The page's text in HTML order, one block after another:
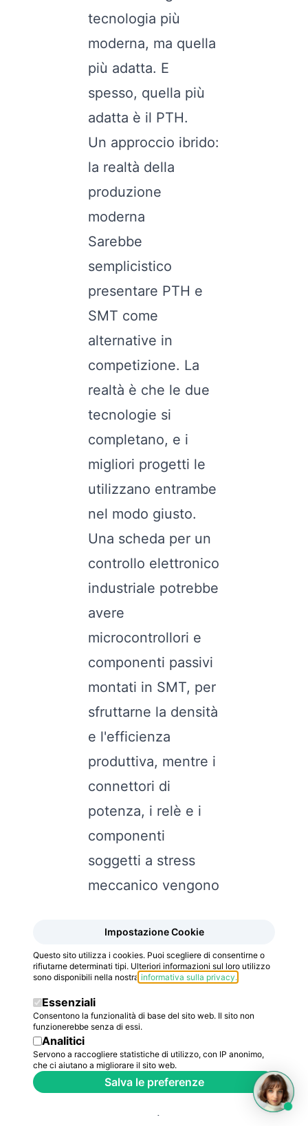
tecnologia più
moderna, ma quella
più adatta. E
spesso, quella più
adatta è il PTH.
Un approccio ibrido:
la realtà della
produzione
moderna
Sarebbe
semplicistico
presentare PTH e
SMT come
alternative in
competizione. La
realtà è che le due
tecnologie si
completano, e i
migliori progetti le
utilizzano entrambe
nel modo giusto.
Una scheda per un
controllo elettronico
industriale potrebbe
avere
microcontrollori e
componenti passivi
montati in SMT, per
sfruttarne la densità
e l'efficienza
produttiva, mentre i
connettori di
potenza, i relè e i
componenti
soggetti a stress
meccanico vengono
assemblaggi PTH.
Questa integrazione
richiede una visione
progettuale matura
e una capacità
produttiva che
sappia gestire
Impostazione Cookie
Questo sito utilizza i cookies. Puoi scegliere di consentirne o
rifiutarne determinati tipi. Ulteriori informazioni sul loro utilizzo
sono disponibili nella nostra informativa sulla privacy.
Essenziali
Consentono la funzionalità di base del sito web. Il sito non
funzionerebbe senza di essi.
Analitici
Servono a raccogliere statistiche di utilizzo, con IP anonimo,
che ci aiutano a migliorare il sito web.
Salva le preferenze